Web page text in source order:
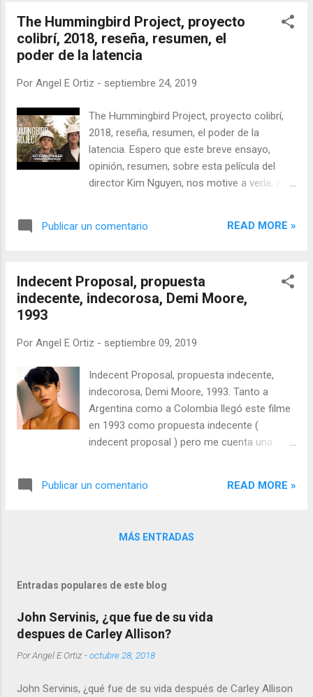
The Hummingbird Project, proyecto
colibrí, 2018, reseña, resumen, el
poder de la latencia
Por Angel E Ortiz - septiembre 24, 2019
The Hummingbird Project, proyecto colibrí,
2018, reseña, resumen, el poder de la
latencia. Espero que este breve ensayo,
opinión, resumen, sobre esta película del
director Kim Nguyen, nos motive a verla, a
tener la visión de valorarla en términos
Publicar un comentario READ MORE »
Indecent Proposal, propuesta
indecente, indecorosa, Demi Moore,
1993
Por Angel E Ortiz - septiembre 09, 2019
Indecent Proposal, propuesta indecente,
indecorosa, Demi Moore, 1993. Tanto a
Argentina como a Colombia llegó este filme
en 1993 como propuesta indecente (
indecent proposal ) pero me cuenta una
fue protagonizada por la hermosa Demi
están recién casados.El guión de la película
citas que hago en este post uso una edición
de RBA Editores S.A., Barcelona 1993) para
contextualizar un poco la producción.
Publicar un comentario READ MORE »
MÁS ENTRADAS
Entradas populares de este blog
John Servinis, ¿que fue de su vida
despues de Carley Allison?
PorAngel E Ortiz -octubre 28, 2018
John Servinis, ¿qué fue de su vida después de Carley Allison